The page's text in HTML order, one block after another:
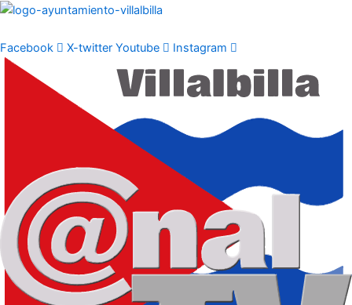
Ir
contenido
Facebook X-twitter Youtube Instagram